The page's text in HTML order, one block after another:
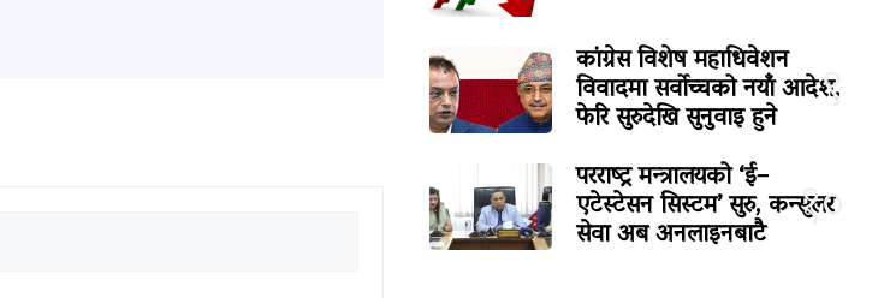
९
कांग्रेस विशेष महाधिवेशन
विवादमा सर्वोच्चको नयाँ आदेश,
फेरि सुरुदेखि सुनुवाइ हुने
१०
परराष्ट्र मन्त्रालयको ‘ई–
एटेस्टेसन सिस्टम’ सुरु, कन्सुलर
सेवा अब अनलाइनबाटै